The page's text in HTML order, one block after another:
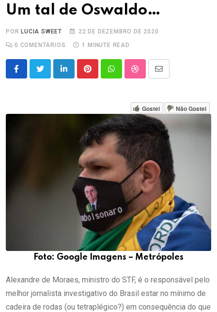
Um tal de Oswaldo…
POR LUCIA SWEET
22 DE DEZEMBRO DE 2020
0 COMENTÁRIOS 1 MINUTE READ
LinkedInPinterestWhatsappStumbleUpon
Share
Email
Gostei Não Gostei
Foto: Google Imagens – Metrópoles
Alexandre de Moraes, ministro do STF, é o responsável pelo
melhor jornalista investigativo do Brasil estar no mínimo de
cadeira de rodas (ou tetraplégico?) em consequência do que